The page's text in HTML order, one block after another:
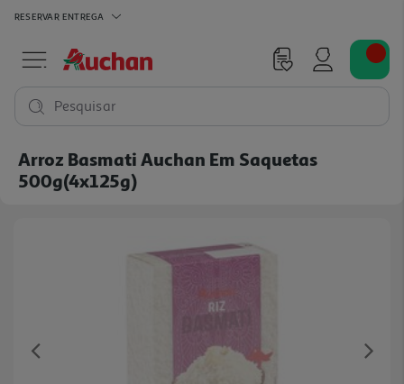
RESERVAR ENTREGA
Pesquisar
Arroz Basmati Auchan Em Saquetas
500g(4x125g)
Previous